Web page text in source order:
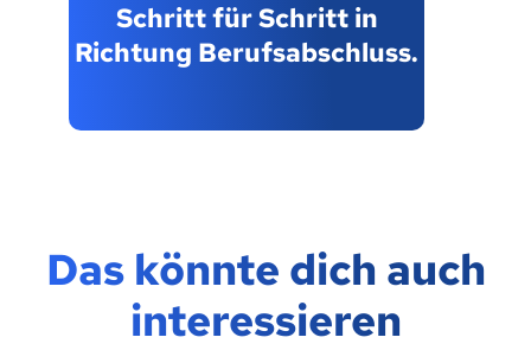
Schritt für Schritt in
Richtung Berufsabschluss.
Das könnte dich auch
interessieren